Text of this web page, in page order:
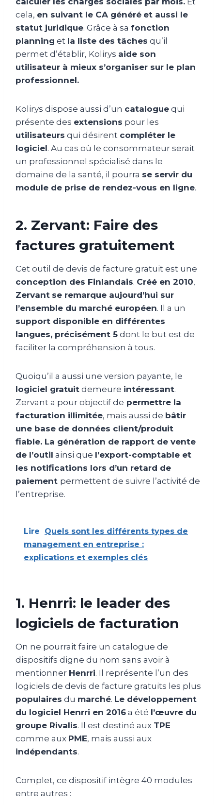
cela, en suivant le CA généré et aussi le
statut juridique. Grâce à sa fonction
planning et la liste des tâches qu’il
permet d’établir, Kolirys aide son
utilisateur à mieux s’organiser sur le plan
professionnel.
Kolirys dispose aussi d’un catalogue qui
présente des extensions pour les
utilisateurs qui désirent compléter le
logiciel. Au cas où le consommateur serait
un professionnel spécialisé dans le
domaine de la santé, il pourra se servir du
module de prise de rendez-vous en ligne.
2. Zervant: Faire des
factures gratuitement
Cet outil de devis de facture gratuit est une
conception des Finlandais. Créé en 2010,
Zervant se remarque aujourd’hui sur
l’ensemble du marché européen. Il a un
support disponible en différentes
langues, précisément 5 dont le but est de
faciliter la compréhension à tous.
Quoiqu’il a aussi une version payante, le
logiciel gratuit demeure intéressant.
Zervant a pour objectif de permettre la
facturation illimitée, mais aussi de bâtir
une base de données client/produit
fiable. La génération de rapport de vente
de l’outil ainsi que l’export-comptable et
les notifications lors d’un retard de
paiement permettent de suivre l’activité de
l’entreprise.
Lire
Quels sont les différents types de
management en entreprise :
explications et exemples clés
1. Henrri: le leader des
logiciels de facturation
On ne pourrait faire un catalogue de
dispositifs digne du nom sans avoir à
mentionner Henrri. Il représente l’un des
logiciels de devis de facture gratuits les plus
populaires du marché. Le développement
du logiciel Henrri en 2016 a été l’œuvre du
groupe Rivalis. Il est destiné aux TPE
comme aux PME, mais aussi aux
indépendants.
Complet, ce dispositif intègre 40 modules
entre autres :